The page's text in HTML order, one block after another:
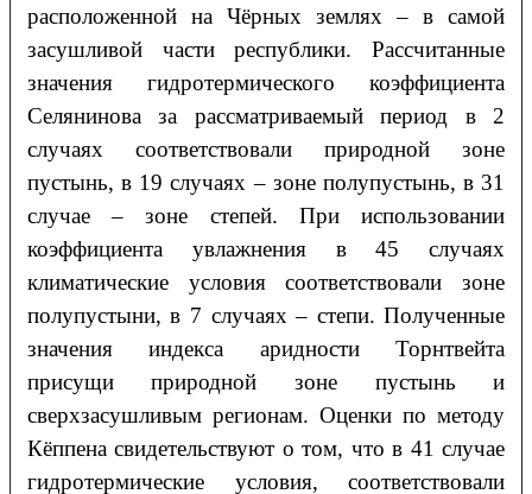
расположенной на Чёрных землях – в самой
засушливой части республики. Рассчитанные
значения гидротермического коэффициента
Селянинова за рассматриваемый период в 2
случаях соответствовали природной зоне
пустынь, в 19 случаях – зоне полупустынь, в 31
случае – зоне степей. При использовании
коэффициента увлажнения в 45 случаях
климатические условия соответствовали зоне
полупустыни, в 7 случаях – степи. Полученные
значения индекса аридности Торнтвейта
присущи природной зоне пустынь и
сверхзасушливым регионам. Оценки по методу
Кёппена свидетельствуют о том, что в 41 случае
гидротермические условия, соответствовали